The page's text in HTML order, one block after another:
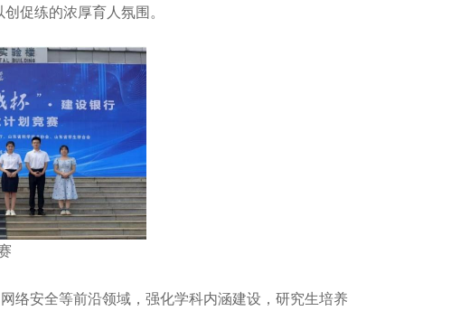
促练的浓厚育人氛围。
络安全等前沿领域，强化学科内涵建设，研究生培养